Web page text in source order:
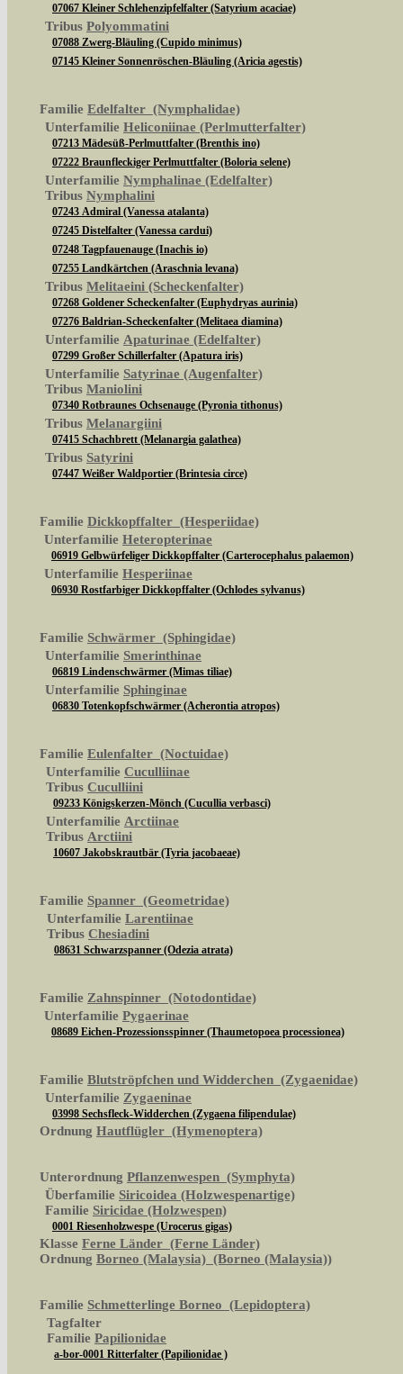
07067 Kleiner Schlehenzipfelfalter (Satyrium acaciae)
Tribus Polyommatini
07088 Zwerg-Bläuling (Cupido minimus)
07145 Kleiner Sonnenröschen-Bläuling (Aricia agestis)
Familie Edelfalter (Nymphalidae)
Unterfamilie Heliconiinae (Perlmutterfalter)
07213 Mädesüß-Perlmuttfalter (Brenthis ino)
07222 Braunfleckiger Perlmuttfalter (Boloria selene)
Unterfamilie Nymphalinae (Edelfalter)
Tribus Nymphalini
07243 Admiral (Vanessa atalanta)
07245 Distelfalter (Vanessa cardui)
07248 Tagpfauenauge (Inachis io)
07255 Landkärtchen (Araschnia levana)
Tribus Melitaeini (Scheckenfalter)
07268 Goldener Scheckenfalter (Euphydryas aurinia)
07276 Baldrian-Scheckenfalter (Melitaea diamina)
Unterfamilie Apaturinae (Edelfalter)
07299 Großer Schillerfalter (Apatura iris)
Unterfamilie Satyrinae (Augenfalter)
Tribus Maniolini
07340 Rotbraunes Ochsenauge (Pyronia tithonus)
Tribus Melanargiini
07415 Schachbrett (Melanargia galathea)
Tribus Satyrini
07447 Weißer Waldportier (Brintesia circe)
Familie Dickkopffalter (Hesperiidae)
Unterfamilie Heteropterinae
06919 Gelbwürfeliger Dickkopffalter (Carterocephalus palaemon)
Unterfamilie Hesperiinae
06930 Rostfarbiger Dickkopffalter (Ochlodes sylvanus)
Familie Schwärmer (Sphingidae)
Unterfamilie Smerinthinae
06819 Lindenschwärmer (Mimas tiliae)
Unterfamilie Sphinginae
06830 Totenkopfschwärmer (Acherontia atropos)
Familie Eulenfalter (Noctuidae)
Unterfamilie Cuculliinae
Tribus Cuculliini
09233 Königskerzen-Mönch (Cucullia verbasci)
Unterfamilie Arctiinae
Tribus Arctiini
10607 Jakobskrautbär (Tyria jacobaeae)
Familie Spanner (Geometridae)
Unterfamilie Larentiinae
Tribus Chesiadini
08631 Schwarzspanner (Odezia atrata)
Familie Zahnspinner (Notodontidae)
Unterfamilie Pygaerinae
08689 Eichen-Prozessionsspinner (Thaumetopoea processionea)
Familie Blutströpfchen und Widderchen (Zygaenidae)
Unterfamilie Zygaeninae
03998 Sechsfleck-Widderchen (Zygaena filipendulae)
Ordnung Hautflügler (Hymenoptera)
Unterordnung Pflanzenwespen (Symphyta)
Überfamilie Siricoidea (Holzwespenartige)
Familie Siricidae (Holzwespen)
0001 Riesenholzwespe (Urocerus gigas)
Klasse Ferne Länder (Ferne Länder)
Ordnung Borneo (Malaysia) (Borneo (Malaysia))
Familie Schmetterlinge Borneo (Lepidoptera)
Tagfalter
Familie Papilionidae
a-bor-0001 Ritterfalter (Papilionidae )